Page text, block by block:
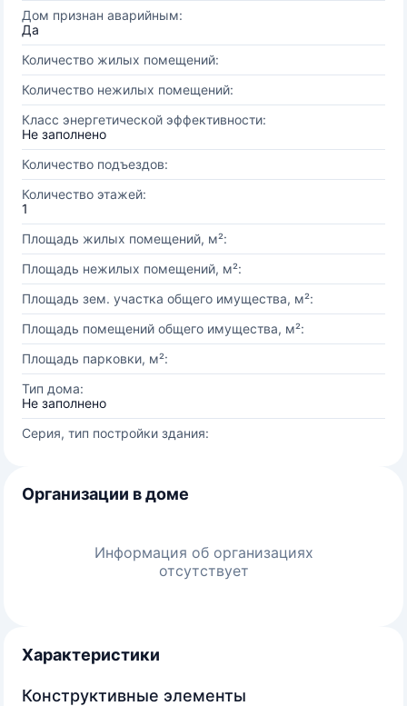
Дом признан аварийным:
Да
Количество жилых помещений:
Количество нежилых помещений:
Класс энергетической эффективности:
Не заполнено
Количество подъездов:
Количество этажей:
1
Площадь жилых помещений, м²:
Площадь нежилых помещений, м²:
Площадь зем. участка общего имущества, м²:
Площадь помещений общего имущества, м²:
Площадь парковки, м²:
Тип дома:
Не заполнено
Серия, тип постройки здания:
Организации в доме
Информация об организациях
отсутствует
Характеристики
Конструктивные элементы